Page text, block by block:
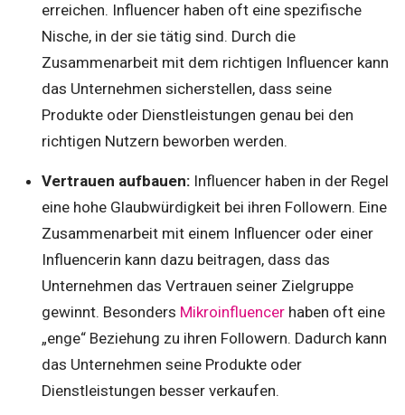
erreichen. Influencer haben oft eine spezifische
Nische, in der sie tätig sind. Durch die
Zusammenarbeit mit dem richtigen Influencer kann
das Unternehmen sicherstellen, dass seine
Produkte oder Dienstleistungen genau bei den
richtigen Nutzern beworben werden.
Vertrauen aufbauen:Influencer haben in der Regel
eine hohe Glaubwürdigkeit bei ihren Followern. Eine
Zusammenarbeit mit einem Influencer oder einer
Influencerin kann dazu beitragen, dass das
Unternehmen das Vertrauen seiner Zielgruppe
gewinnt. Besonders Mikroinfluencerhaben oft eine
„enge“ Beziehung zu ihren Followern. Dadurch kann
das Unternehmen seine Produkte oder
Dienstleistungen besser verkaufen.